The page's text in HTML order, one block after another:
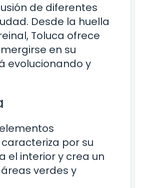
de diferentes
Desde la huella
Toluca ofrece
en su
evolucionando y
por su
el interior y crea un
verdes y